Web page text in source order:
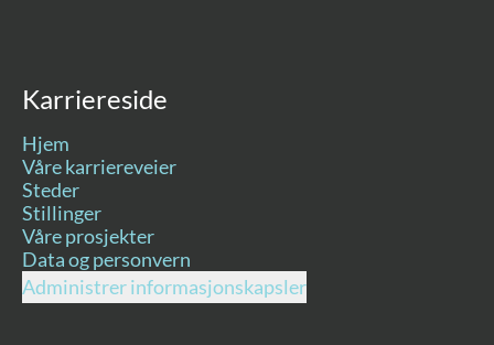
Karriereside
Hjem
Våre karriereveier
Steder
Stillinger
Våre prosjekter
Data og personvern
Administrer informasjonskapsler